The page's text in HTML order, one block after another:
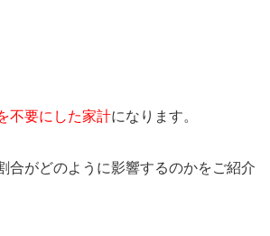
不要にした家計になります。
合がどのように影響するのかをご紹介